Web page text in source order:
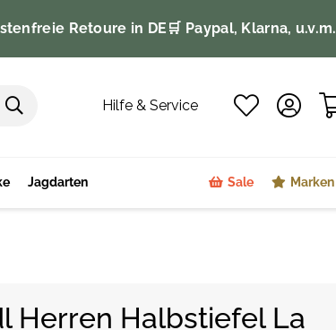
Retoure in DE 🛒 Paypal, Klarna, u.v.m.
Hilfe & Service
Jagdarten Sale Marken
Herren Halbstiefel La